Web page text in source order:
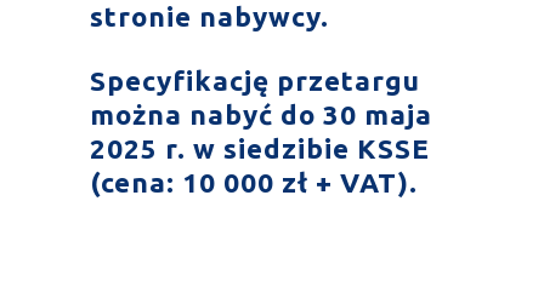
stronie nabywcy.
Specyfikację przetargu
można nabyć do 30 maja
2025 r. w siedzibie KSSE
(cena: 10 000 zł + VAT).